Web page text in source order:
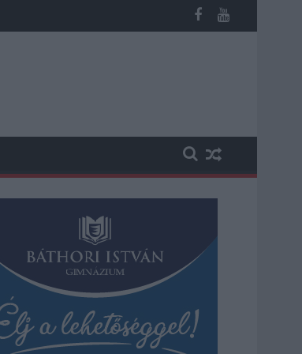
még kevesebbet vittek haza